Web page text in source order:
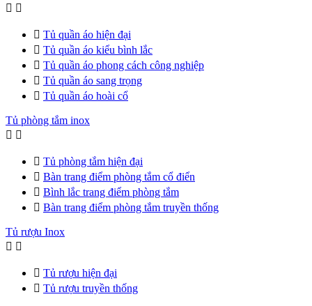
 
 Tủ quần áo hiện đại
 Tủ quần áo kiểu bình lắc
 Tủ quần áo phong cách công nghiệp
 Tủ quần áo sang trọng
 Tủ quần áo hoài cổ
Tủ phòng tắm inox
 
 Tủ phòng tắm hiện đại
 Bàn trang điểm phòng tắm cổ điển
 Bình lắc trang điểm phòng tắm
 Bàn trang điểm phòng tắm truyền thống
Tủ rượu Inox
 
 Tủ rượu hiện đại
 Tủ rượu truyền thống